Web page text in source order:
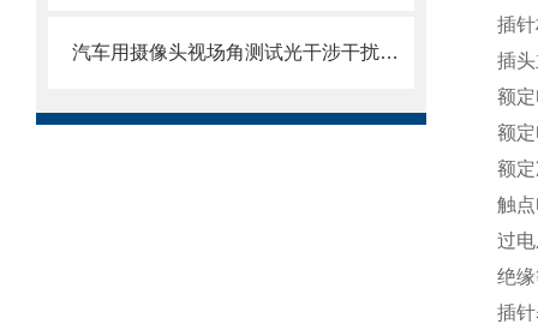
汽车用摄像头视场角测试光干涉干扰光源日光模拟器
插
插
额
额
额
触
过
绝
插